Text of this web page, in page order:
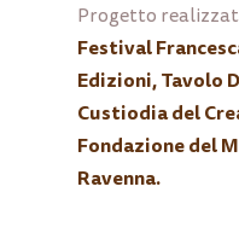
Progetto
Festival
Edizioni, Tavolo
Custiodia del
Fondazione del
Ravenna.